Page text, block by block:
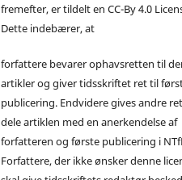
fremefter, er tildelt en CC-By 4.0
Dette indebærer, at
forfattere bevarer ophavsretten til
artikler og giver tidsskriftet ret til
publicering. Endvidere gives andre
dele artiklen med en anerkendelse af
forfatteren og første publicering i
Forfattere, der ikke ønsker denne